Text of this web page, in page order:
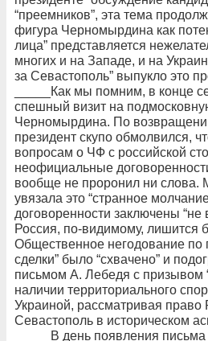
“преемников”, эта тема
фигура Черномырдина как
лица” представляется
многих и на Западе, и на
за Севастополь” выпукло это
_____Как мы помним, в конце
спешный визит на
Черномырдина. По
президент скупо обмолвился,
вопросам о ЧФ с российской
неофициальные
вообще не проронил ни слова.
увязала это “странное
договоренности заключены “не
Россия, по-видимому, лишится
Общественное негодование по
сделки” было “схвачено” и
письмом А. Лебедя с призывом
наличии территориального
Украиной, рассматривая право
Севастополь в историческом
_____В день появления